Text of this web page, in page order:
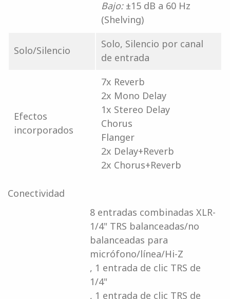
Bajo:±15 dB a 60 Hz
(Shelving)
Solo/Silencio
Solo, Silencio por canal
de entrada
Efectos
incorporados
7x Reverb
2x Mono Delay
1x Stereo Delay
Chorus
Flanger
2x Delay+Reverb
2x Chorus+Reverb
Conectividad
8 entradas combinadas XLR-
1/4" TRS balanceadas/no
balanceadas para
micrófono/línea/Hi-Z
, 1 entrada de clic TRS de
1/4"
, 1 entrada de clic TRS de